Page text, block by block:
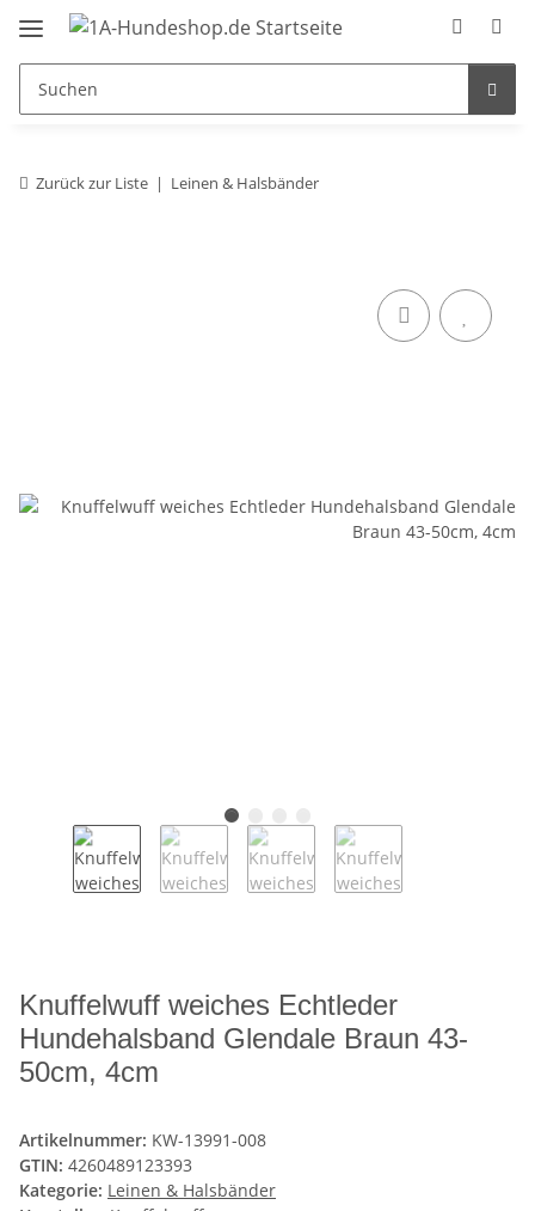
Zurück zur Liste Leinen & Halsbänder
Knuffelwuff weiches Echtleder
Hundehalsband Glendale Braun 43-
50cm, 4cm
Artikelnummer: KW-13991-008
GTIN: 4260489123393
Kategorie: Leinen & Halsbänder